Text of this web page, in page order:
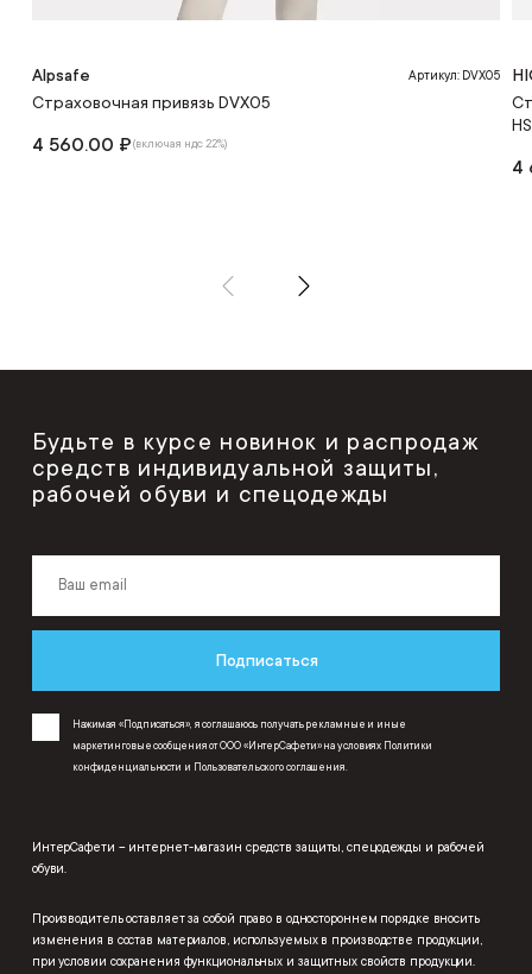
Alpsafe Артикул: DVX05
Страховочная привязь DVX05
4 560.00 ₽(включая ндс 22%)
4
Будьте в курсе новинок и распродаж
средств индивидуальной защиты,
рабочей обуви и спецодежды
Подписаться
Нажимая «Подписаться», я соглашаюсь получать рекламные и иные
маркетинговые сообщения от ООО «ИнтерСафети» на условиях Политики
конфиденциальности и Пользовательского соглашения.
ИнтерСафети – интернет-магазин средств защиты, спецодежды и рабочей
обуви.
Производитель оставляет за собой право в одностороннем порядке вносить
изменения в состав материалов, используемых в производстве продукции,
при условии сохранения функциональных и защитных свойств продукции.